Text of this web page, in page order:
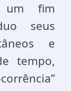
um fim
seus
e
tempo,